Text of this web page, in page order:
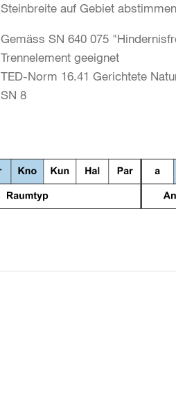
Steinbreite auf Gebiet abstimmen
Gemäss SN 640 075
Trennelement geeignet
TED-Norm 16.41 Gerichtete
SN 8